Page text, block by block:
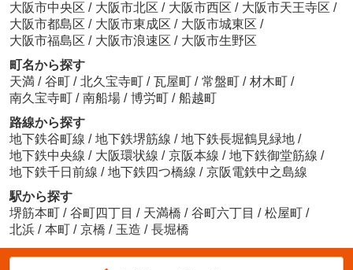
大阪市中央区 / 大阪市北区 / 大阪市西区 / 大阪市天王寺区 /
大阪市都島区 / 大阪市東成区 / 大阪市城東区 /
大阪市福島区 / 大阪市浪速区 / 大阪市生野区
町名から探す
天満 / 谷町 / 北久宝寺町 / 瓦屋町 / 常盤町 / 材木町 /
南久宝寺町 / 南船場 / 博労町 / 船越町
路線から探す
地下鉄谷町線 / 地下鉄堺筋線 / 地下鉄長堀鶴見緑地 /
地下鉄中央線 / 大阪環状線 / 京阪本線 / 地下鉄御堂筋線 /
地下鉄千日前線 / 地下鉄四つ橋線 / 京阪電鉄中之島線
駅から探す
堺筋本町 / 谷町四丁目 / 天満橋 / 谷町六丁目 / 松屋町 /
北浜 / 本町 / 京橋 / 玉造 / 長堀橋